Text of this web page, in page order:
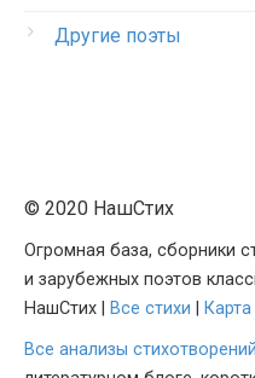
Другие поэты
© 2020 НашСтих
Огромная база, сборники
и зарубежных поэтов
НашСтих |
Все стихи
Все анализы стихотворений